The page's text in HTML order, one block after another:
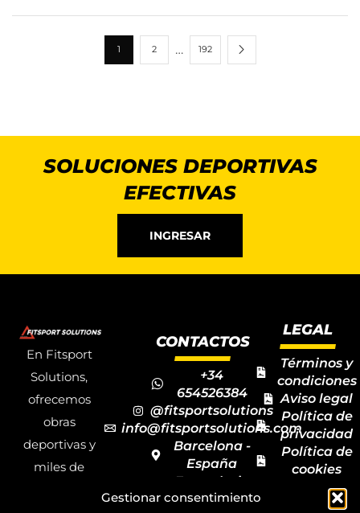
Gestionar consentimiento
1 2 … 192
SOLUCIONES DEPORTIVAS
EFECTIVAS
INGRESAR
En Fitsport
Solutions,
ofrecemos
obras
deportivas y
miles de
CONTACTOS
+34
654526384
@fitsportsolutions
info@fitsportsolutions.com
Barcelona -
España
Formulario
de contacto
LEGAL
Términos y
condiciones
Aviso legal
Política de
privacidad
Política de
cookies
Mapa del